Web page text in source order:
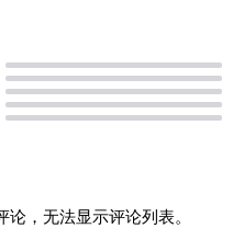
，无法显示评论列表。